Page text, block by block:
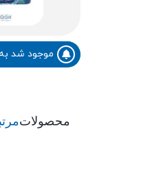
موجود شد
محصولات